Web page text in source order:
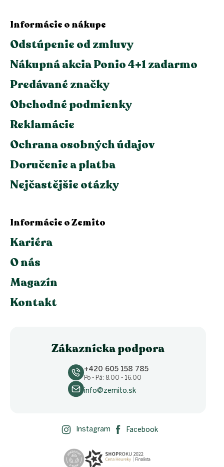
Informácie o nákupe
Odstúpenie od zmluvy
Nákupná akcia Ponio 4+1 zadarmo
Predávané značky
Obchodné podmienky
Reklamácie
Ochrana osobných údajov
Doručenie a platba
Nejčastějšie otázky
Informácie o Zemito
Kariéra
O nás
Magazín
Kontakt
Zákaznícka podpora
+420 605 158 785
Po - Pá: 8.00 - 16.00
info@zemito.sk
Instagram Facebook